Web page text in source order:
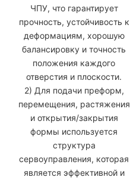
ЧПУ, что гарантирует
прочность, устойчивость к
деформациям, хорошую
балансировку и точность
положения каждого
отверстия и плоскости.
2) Для подачи преформ,
перемещения, растяжения
и открытия/закрытия
формы используется
структура
сервоуправления, которая
является эффективной и